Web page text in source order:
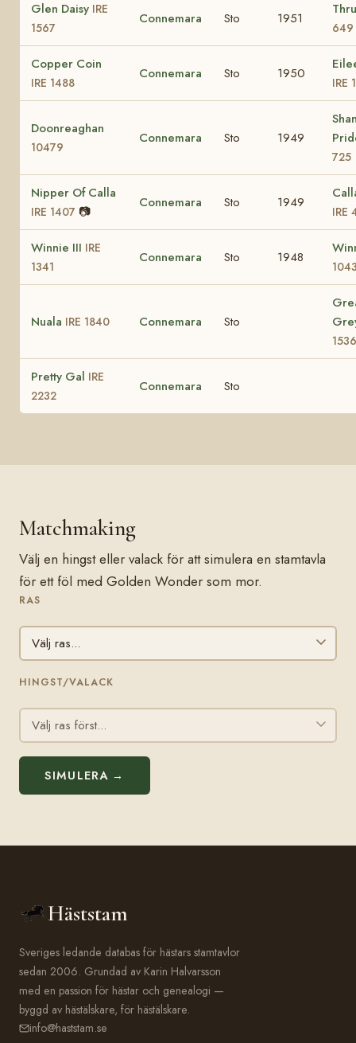
Glen Daisy IRE
1567
Connemara Sto 1951
649
Copper Coin
IRE 1488
Connemara Sto 1950
IRE
Doonreaghan
10479
Connemara Sto 1949
725
Nipper Of Calla
IRE 1407 📷
Connemara Sto 1949
IRE
Winnie III IRE
1341
Connemara Sto 1948
Nuala IRE 1840 Connemara Sto
1536
Pretty Gal IRE
2232
Connemara Sto
Matchmaking
Välj en hingst eller valack för att simulera en stamtavla
för ett föl med Golden Wonder som mor.
RAS
HINGST/VALACK
SIMULERA →
Häststam
Sveriges ledande databas för hästars stamtavlor
sedan 2006. Grundad av Karin Halvarsson
med en passion för hästar och genealogi —
byggd av hästälskare, för hästälskare.
info@haststam.se